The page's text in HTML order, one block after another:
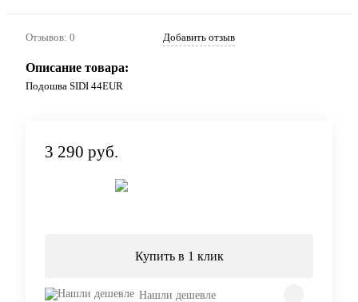
Отзывов: 0 Добавить отзыв
Описание товара:
Подошва SIDI 44EUR
3 290 руб.
Купить в 1 клик
Нашли дешевле